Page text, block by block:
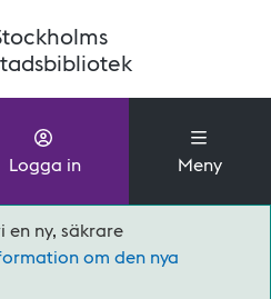
Logga in Meny
en ny, säkrare
om den nya